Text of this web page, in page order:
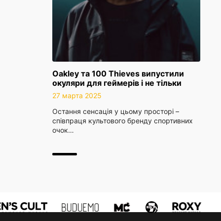
Oakley та 100 Thieves випустили
окуляри для геймерів і не тільки
27 марта 2025
Остання сенсація у цьому просторі –
співпраця культового бренду спортивних
очок…